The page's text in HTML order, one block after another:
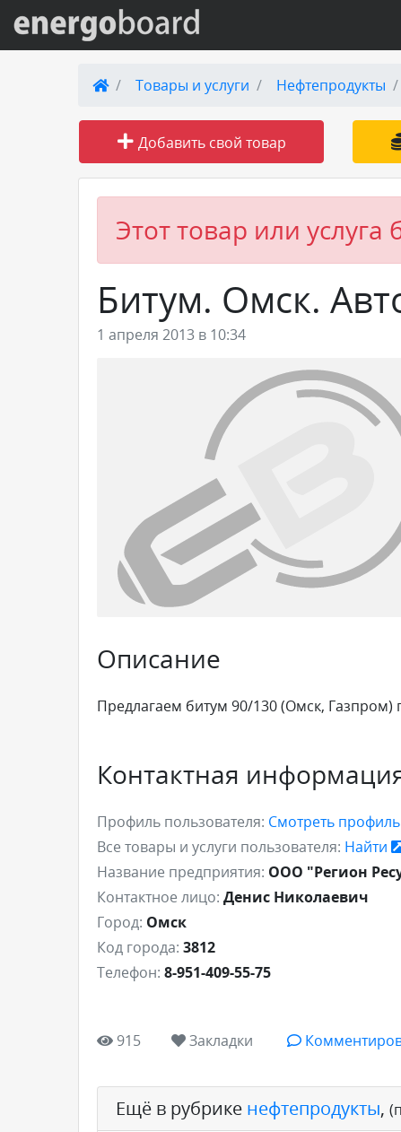
Вход на сайт
Поиск по сайту
Публикации
Товары и услуги
Товары и услуги Нефтепродукты
Добавить свой товар
Этот товар или
Битум. Омск.
1 апреля 2013 в 10:34
Описание
Предлагаем битум 90/130 (Омск, Газпром)
Контактная
Профиль пользователя: Смотреть профиль
Все товары и услуги пользователя: Найти
Название предприятия: ООО "Регион
Контактное лицо: Денис Николаевич
Город: Омск
Код города: 3812
Телефон: 8-951-409-55-75
915 Закладки
Ещё в рубрике нефтепродукты,